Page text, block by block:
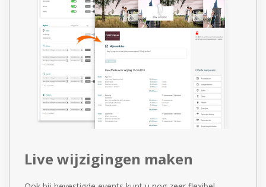
Live wijzigingen maken